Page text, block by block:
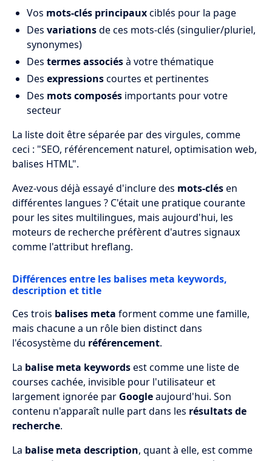
Vos mots-clés principauxciblés pour la page
Des variationsde ces mots-clés (singulier/pluriel,
synonymes)
Des termes associésà votre thématique
Des expressionscourtes et pertinentes
Des mots composés importants pour votre
secteur
La liste doit être séparée par des virgules, comme
ceci : "SEO, référencement naturel, optimisation web,
balises HTML".
Avez-vous déjà essayé d'inclure des mots-clésen
différentes langues ? C'était une pratique courante
pour les sites multilingues, mais aujourd'hui, les
moteurs de recherche préfèrent d'autres signaux
comme l'attribut hreflang.
Différences entre les balises meta keywords,
description et title
Ces trois balises meta forment comme une famille,
mais chacune a un rôle bien distinct dans
l'écosystème du référencement.
La balise meta keywordsest comme une liste de
courses cachée, invisible pour l'utilisateur et
largement ignorée par Googleaujourd'hui. Son
contenu n'apparaît nulle part dans les résultats de
recherche.
La balise meta description, quant à elle, est comme